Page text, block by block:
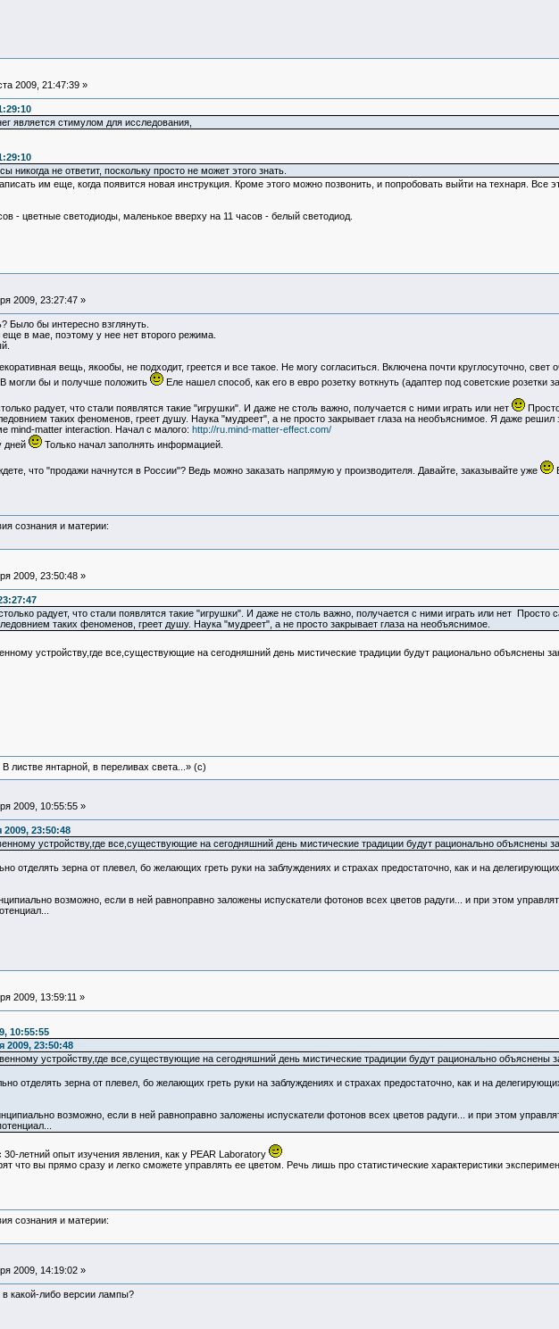
2009, 21:47:39 »
является стимулом для исследования,
никогда не ответит, поскольку просто не может этого знать.
им еще, когда появится новая инструкция. Кроме этого можно позвонить, и попробовать выйти на технаря. Все
- цветные светодиоды, маленькое вверху на 11 часов - белый светодиод.
2009, 23:27:47 »
Было бы интересно взглянуть.
в мае, поэтому у нее нет второго режима.
вещь, якообы, не подходит, греется и все такое. Не могу согласиться. Включена почти круглосуточно, свет
могли бы и получше положить
Еле нашел способ, как его в евро розетку воткнуть (адаптер под советские розетки
радует, что стали появлятся такие "игрушки". И даже не столь важно, получается с ними играть или нет
Просто
таких феноменов, греет душу. Наука "мудреет", а не просто закрывает глаза на необъяснимое. Я даже решил
mind-matter interaction. Начал с малого: http://ru.mind-matter-effect.com/
дней
Только начал заполнять информацией.
что "продажи начнутся в России"? Ведь можно заказать напрямую у производителя. Давайте, заказывайте уже
сознания и материи:
2009, 23:50:48 »
радует, что стали появлятся такие "игрушки". И даже не столь важно, получается с ними играть или нет Просто
таких феноменов, греет душу. Наука "мудреет", а не просто закрывает глаза на необъяснимое.
устройству,где все,существующие на сегодняшний день мистические традиции будут рационально объяснены
листве янтарной, в переливах света...» (c)
2009, 10:55:55 »
23:50:48
устройству,где все,существующие на сегодняшний день мистические традиции будут рационально объяснены
отделять зерна от плевел, бо желающих греть руки на заблуждениях и страхах предостаточно, как и на
возможно, если в ней равноправно заложены испускатели фотонов всех цветов радуги... и при этом
2009, 13:59:11 »
10:55:55
2009, 23:50:48
устройству,где все,существующие на сегодняшний день мистические традиции будут рационально объяснены
отделять зерна от плевел, бо желающих греть руки на заблуждениях и страхах предостаточно, как и на
возможно, если в ней равноправно заложены испускатели фотонов всех цветов радуги... и при этом
30-летний опыт изучения явления, как у PEAR Laboratory
что вы прямо сразу и легко сможете управлять ее цветом. Речь лишь про статистические характеристики
сознания и материи:
2009, 14:19:02 »
какой-либо версии лампы?